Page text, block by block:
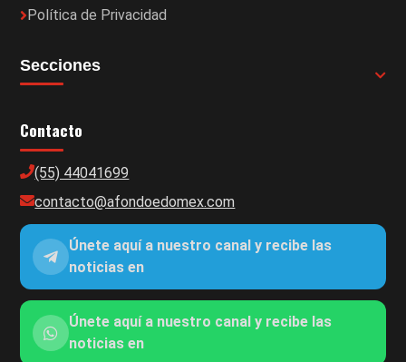
Política de Privacidad
Secciones
Contacto
(55) 44041699
contacto@afondoedomex.com
Únete aquí a nuestro canal y recibe las
noticias en
Únete aquí a nuestro canal y recibe las
noticias en